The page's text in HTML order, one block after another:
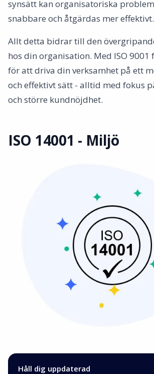
synsätt kan organisatoriska
snabbare och åtgärdas mer effektivt.
Allt detta bidrar till den
hos din organisation. Med ISO 9001
för att driva din verksamhet på ett
och effektivt sätt - alltid med fokus
och större kundnöjdhet.
ISO 14001 - Miljö
Håll dig uppdaterad